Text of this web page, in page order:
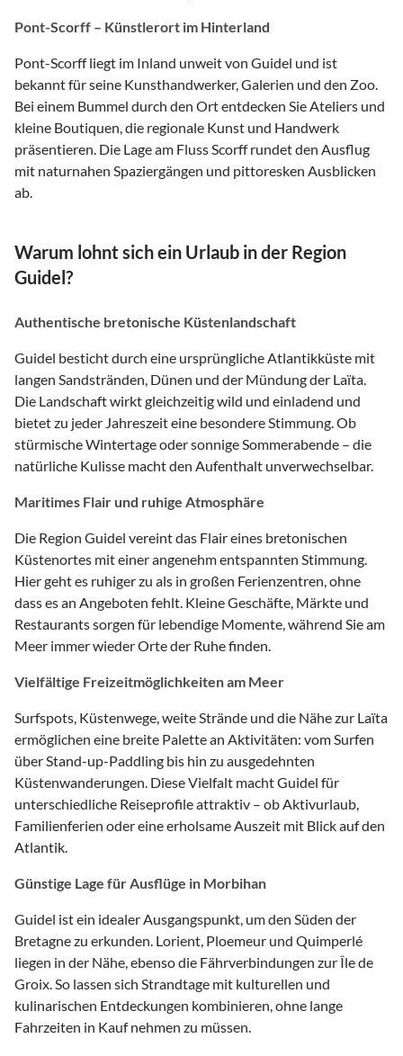
Pont-Scorff – Künstlerort im Hinterland
Pont-Scorff liegt im Inland unweit von Guidel und ist
bekannt für seine Kunsthandwerker, Galerien und den Zoo.
Bei einem Bummel durch den Ort entdecken Sie Ateliers und
kleine Boutiquen, die regionale Kunst und Handwerk
präsentieren. Die Lage am Fluss Scorff rundet den Ausflug
mit naturnahen Spaziergängen und pittoresken Ausblicken
ab.
Warum lohnt sich ein Urlaub in der Region
Guidel?
Authentische bretonische Küstenlandschaft
Guidel besticht durch eine ursprüngliche Atlantikküste mit
langen Sandstränden, Dünen und der Mündung der Laïta.
Die Landschaft wirkt gleichzeitig wild und einladend und
bietet zu jeder Jahreszeit eine besondere Stimmung. Ob
stürmische Wintertage oder sonnige Sommerabende – die
natürliche Kulisse macht den Aufenthalt unverwechselbar.
Maritimes Flair und ruhige Atmosphäre
Die Region Guidel vereint das Flair eines bretonischen
Küstenortes mit einer angenehm entspannten Stimmung.
Hier geht es ruhiger zu als in großen Ferienzentren, ohne
dass es an Angeboten fehlt. Kleine Geschäfte, Märkte und
Restaurants sorgen für lebendige Momente, während Sie am
Meer immer wieder Orte der Ruhe finden.
Vielfältige Freizeitmöglichkeiten am Meer
Surfspots, Küstenwege, weite Strände und die Nähe zur Laïta
ermöglichen eine breite Palette an Aktivitäten: vom Surfen
über Stand-up-Paddling bis hin zu ausgedehnten
Küstenwanderungen. Diese Vielfalt macht Guidel für
unterschiedliche Reiseprofile attraktiv – ob Aktivurlaub,
Familienferien oder eine erholsame Auszeit mit Blick auf den
Atlantik.
Günstige Lage für Ausflüge in Morbihan
Guidel ist ein idealer Ausgangspunkt, um den Süden der
Bretagne zu erkunden. Lorient, Ploemeur und Quimperlé
liegen in der Nähe, ebenso die Fährverbindungen zur Île de
Groix. So lassen sich Strandtage mit kulturellen und
kulinarischen Entdeckungen kombinieren, ohne lange
Fahrzeiten in Kauf nehmen zu müssen.